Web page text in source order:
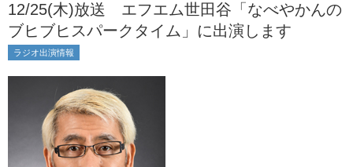
12/25(木)放送 エフエム世田谷「なべやかんの
ブヒブヒスパークタイム」に出演します
ラジオ出演情報